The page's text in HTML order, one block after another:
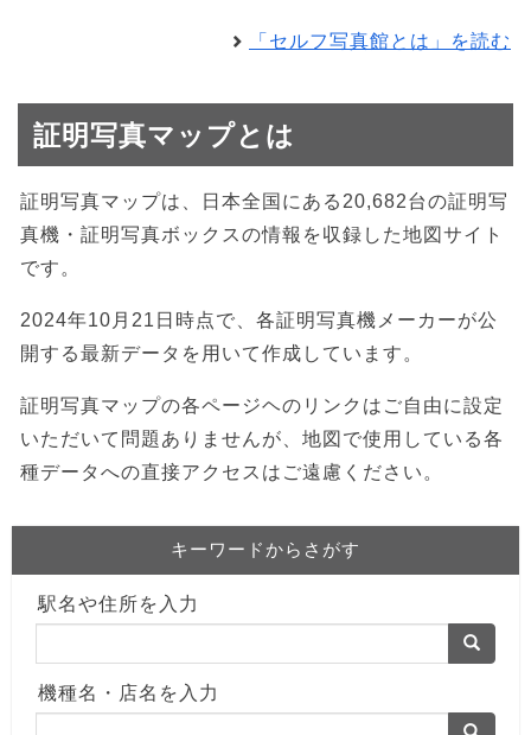
「セルフ写真館とは」を読む
証明写真マップとは
証明写真マップは、日本全国にある20,682台の証明写
真機・証明写真ボックスの情報を収録した地図サイト
です。
2024年10月21日時点で、各証明写真機メーカーが公
開する最新データを用いて作成しています。
証明写真マップの各ページヘのリンクはご自由に設定
いただいて問題ありませんが、地図で使用している各
種データへの直接アクセスはご遠慮ください。
キーワードからさがす
駅名や住所を入力
機種名・店名を入力